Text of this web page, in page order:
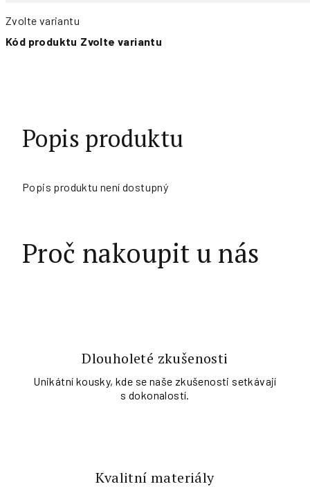
Zvolte variantu
Kód produktu Zvolte variantu
Popis produktu
Popis produktu není dostupný
Proč nakoupit u nás
Dlouholeté zkušenosti
Unikátní kousky, kde se naše zkušenosti setkávají
s dokonalostí.
Kvalitní materiály